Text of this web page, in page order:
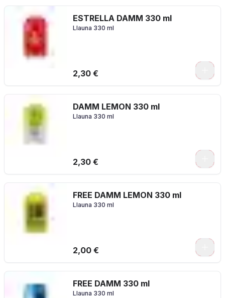
ESTRELLA DAMM 330 ml
Llauna 330 ml
2,30 €
DAMM LEMON 330 ml
Llauna 330 ml
2,30 €
FREE DAMM LEMON 330 ml
Llauna 330 ml
2,00 €
FREE DAMM 330 ml
Llauna 330 ml